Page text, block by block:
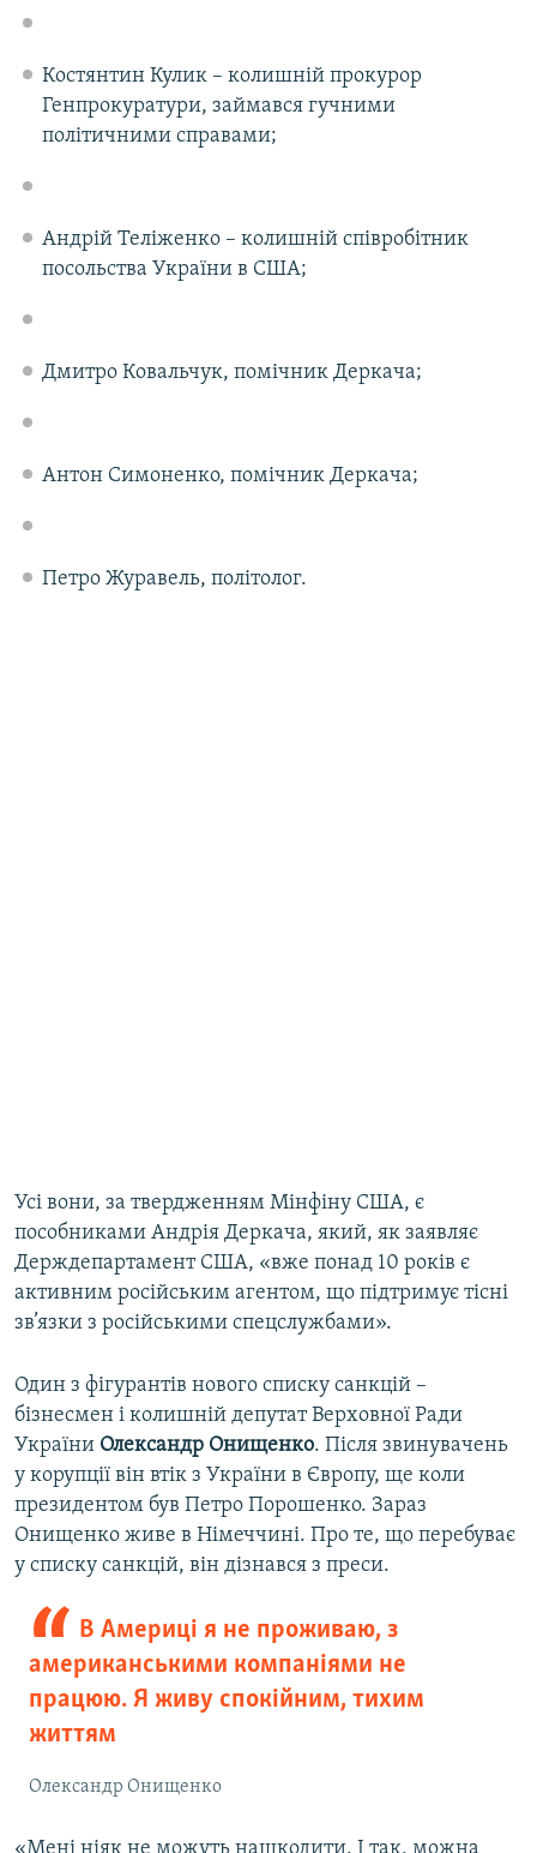
Костянтин Кулик – колишній прокурор
Генпрокуратури, займався гучними
політичними справами;
Андрій Теліженко – колишній співробітник
посольства України в США;
Дмитро Ковальчук, помічник Деркача;
Антон Симоненко, помічник Деркача;
Петро Журавель, політолог.
Усі вони, за твердженням Мінфіну США, є
пособниками Андрія Деркача, який, як заявляє
Держдепартамент США, «вже понад 10 років є
активним російським агентом, що підтримує тісні
зв’язки з російськими спецслужбами».
Один з фігурантів нового списку санкцій –
бізнесмен і колишній депутат Верховної Ради
України Олександр Онищенко. Після звинувачень
у корупції він втік з України в Європу, ще коли
президентом був Петро Порошенко. Зараз
Онищенко живе в Німеччині. Про те, що перебуває
у списку санкцій, він дізнався з преси.
В Америці я не проживаю, з
американськими компаніями не
працюю. Я живу спокійним, тихим
життям
Олександр Онищенко